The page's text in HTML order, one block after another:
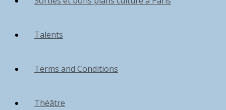
Talents
Terms and Conditions
Théâtre